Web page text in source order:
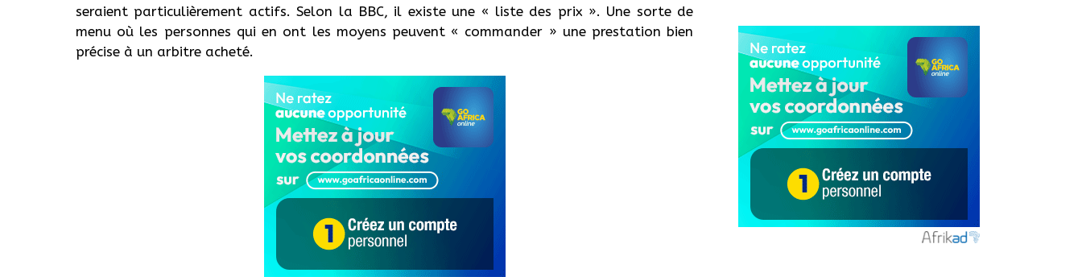
seraient particulièrement actifs. Selon la BBC, il existe une « liste des prix ». Une sorte de
menu où les personnes qui en ont les moyens peuvent « commander » une prestation bien
précise à un arbitre acheté.